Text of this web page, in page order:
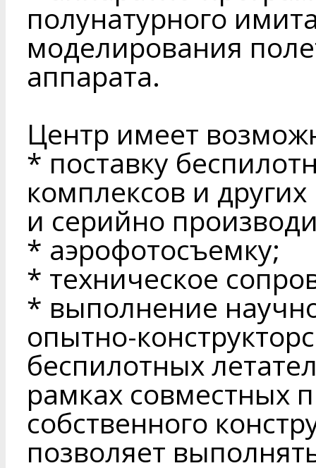
полунатурного
моделирования
аппарата.
Центр имеет
* поставку
комплексов и
и серийно
* аэрофотосъемку;
* техническое
* выполнение
опытно-
беспилотных
рамках совместных
собственного
позволяет